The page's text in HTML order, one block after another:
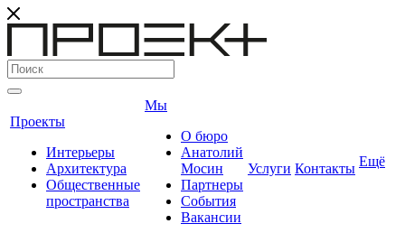
Проекты
Интерьеры
Архитектура
Общественные
пространства
Мы
О бюро
Анатолий
Мосин
Партнеры
События
Вакансии
Услуги Контакты Ещё